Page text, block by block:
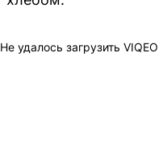
Не удалось загрузить VIQEO